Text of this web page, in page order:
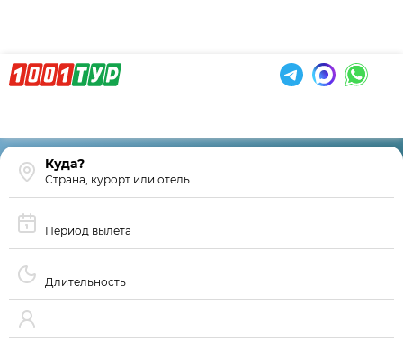
Страна, курорт или отель
Период вылета
Длительность